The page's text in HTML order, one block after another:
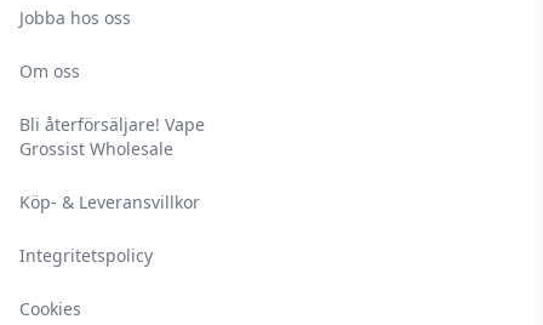
Jobba hos oss
Om oss
Bli återförsäljare! Vape
Grossist Wholesale
Köp- & Leveransvillkor
Integritetspolicy
Cookies